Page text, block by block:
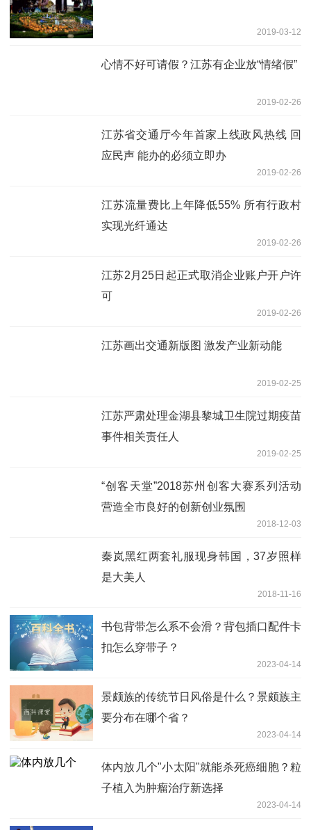
2019-03-12
心情不好可请假？江苏有企业放“情绪假”
2019-02-26
江苏省交通厅今年首家上线政风热线 回
应民声 能办的必须立即办
2019-02-26
江苏流量费比上年降低55% 所有行政村
实现光纤通达
2019-02-26
江苏2月25日起正式取消企业账户开户许
可
2019-02-26
江苏画出交通新版图 激发产业新动能
2019-02-25
江苏严肃处理金湖县黎城卫生院过期疫苗
事件相关责任人
2019-02-25
“创客天堂”2018苏州创客大赛系列活动
营造全市良好的创新创业氛围
2018-12-03
秦岚黑红两套礼服现身韩国，37岁照样
是大美人
2018-11-16
书包背带怎么系不会滑？背包插口配件卡
扣怎么穿带子？
2023-04-14
景颇族的传统节日风俗是什么？景颇族主
要分布在哪个省？
2023-04-14
体内放几个"小太阳"就能杀死癌细胞？粒
子植入为肿瘤治疗新选择
2023-04-14